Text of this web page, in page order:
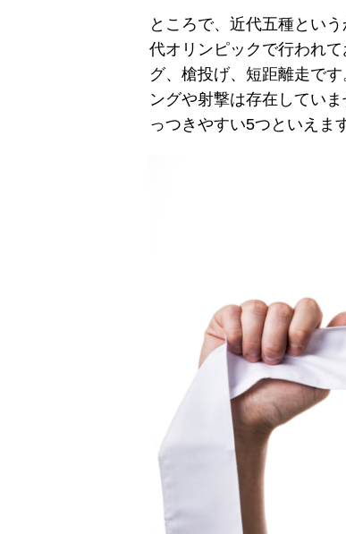
ところで、近代五種とい
代オリンピックで行われ
グ、槍投げ、短距離走で
ングや射撃は存在してい
っつきやすい5つといえま